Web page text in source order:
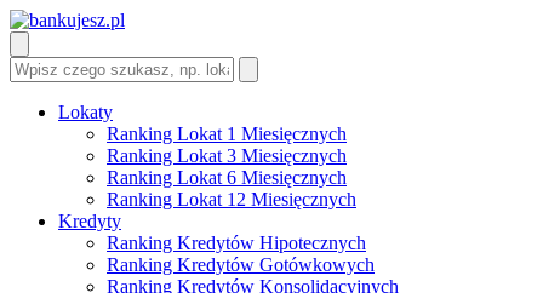
Lokaty
Ranking Lokat 1 Miesięcznych
Ranking Lokat 3 Miesięcznych
Ranking Lokat 6 Miesięcznych
Ranking Lokat 12 Miesięcznych
Kredyty
Ranking Kredytów Hipotecznych
Ranking Kredytów Gotówkowych
Ranking Kredytów Konsolidacyjnych